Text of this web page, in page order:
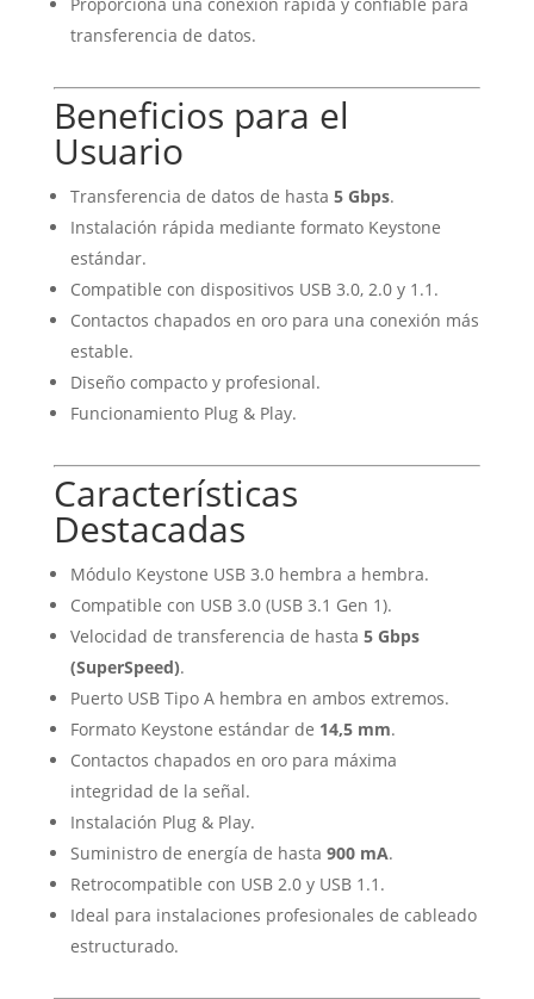
Proporciona una conexión rápida y confiable para
transferencia de datos.
Beneficios para el
Usuario
Transferencia de datos de hasta 5 Gbps.
Instalación rápida mediante formato Keystone
estándar.
Compatible con dispositivos USB 3.0, 2.0 y 1.1.
Contactos chapados en oro para una conexión más
estable.
Diseño compacto y profesional.
Funcionamiento Plug & Play.
Características
Destacadas
Módulo Keystone USB 3.0 hembra a hembra.
Compatible con USB 3.0 (USB 3.1 Gen 1).
Velocidad de transferencia de hasta 5 Gbps
(SuperSpeed).
Puerto USB Tipo A hembra en ambos extremos.
Formato Keystone estándar de 14,5 mm.
Contactos chapados en oro para máxima
integridad de la señal.
Instalación Plug & Play.
Suministro de energía de hasta 900 mA.
Retrocompatible con USB 2.0 y USB 1.1.
Ideal para instalaciones profesionales de cableado
estructurado.